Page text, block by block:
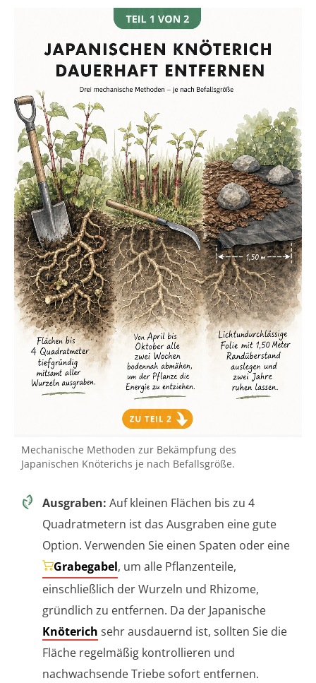
Mechanische Methoden zur Bekämpfung des
Japanischen Knöterichs je nach Befallsgröße.
Ausgraben: Auf kleinen Flächen bis zu 4
Quadratmetern ist das Ausgraben eine gute
Option. Verwenden Sie einen Spaten oder eine
Grabegabel, um alle Pflanzenteile,
einschließlich der Wurzeln und Rhizome,
gründlich zu entfernen. Da der Japanische
Knöterich sehr ausdauernd ist, sollten Sie die
Fläche regelmäßig kontrollieren und
nachwachsende Triebe sofort entfernen.